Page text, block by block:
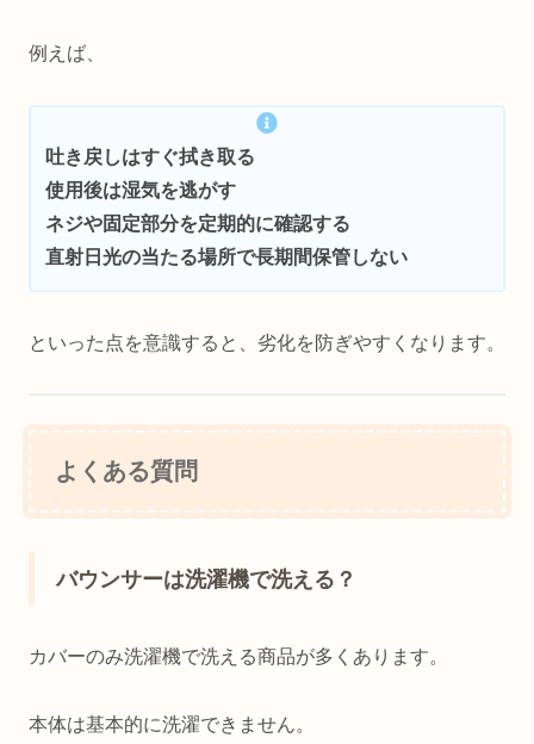
例えば、
吐き戻しはすぐ拭き取る
使用後は湿気を逃がす
ネジや固定部分を定期的に確認する
直射日光の当たる場所で長期間保管しない
といった点を意識すると、劣化を防ぎやすくなります。
よくある質問
バウンサーは洗濯機で洗える？
カバーのみ洗濯機で洗える商品が多くあります。
本体は基本的に洗濯できません。